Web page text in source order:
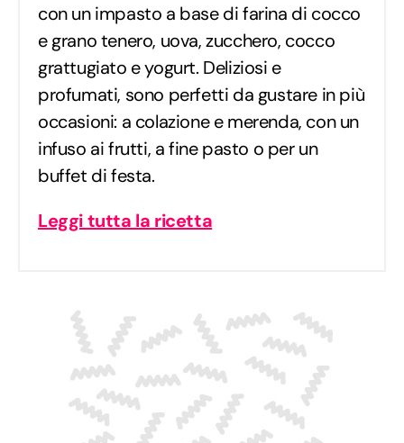
con un impasto a base di farina di cocco
e grano tenero, uova, zucchero, cocco
grattugiato e yogurt. Deliziosi e
profumati, sono perfetti da gustare in più
occasioni: a colazione e merenda, con un
infuso ai frutti, a fine pasto o per un
buffet di festa.
Leggi tutta la ricetta